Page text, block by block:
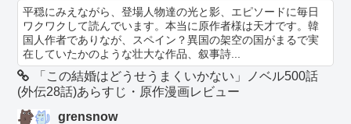
平穏にみえながら、登場人物達の光と影、エピソードに毎日
ワクワクして読んでいます。本当に原作者様は天才です。韓
国人作者でありなが、スペイン？異国の架空の国がまるで実
在していたかのような壮大な作品、叙事詩...
「この結婚はどうせうまくいかない」ノベル500話
(外伝28話)あらすじ・原作漫画レビュー
grensnow